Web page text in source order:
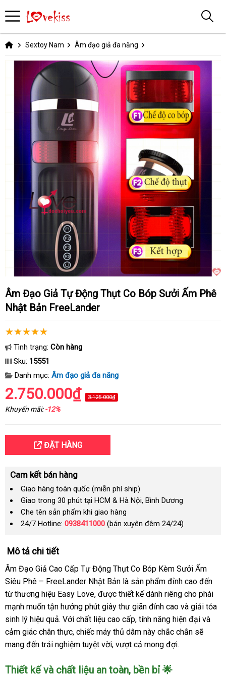
Sextoy Nam Âm đạo giả đa năng
Âm Đạo Giả Tự Động Thụt Co Bóp Sưởi Ấm Phê
Nhật Bản FreeLander
Tình trạng: Còn hàng
Sku: 15551
Danh mục: Âm đạo giả đa năng
2.750.000₫ 3.125.000₫
Khuyến mãi:-12%
ĐẶT HÀNG
Cam kết bán hàng
Giao hàng toàn quốc (miễn phí ship)
Giao trong 30 phút tại HCM & Hà Nội, Bình Dương
Che tên sản phẩm khi giao hàng
24/7 Hotline: 0938411000 (bán xuyên đêm 24/24)
Mô tả chi tiết
Âm Đạo Giả Cao Cấp Tự Động Thụt Co Bóp Kèm Sưởi Ấm
Siêu Phê – FreeLander Nhật Bản là sản phẩm đỉnh cao đến
từ thương hiệu Easy Love, được thiết kế dành riêng cho phái
mạnh muốn tận hưởng phút giây thư giãn đỉnh cao và giải tỏa
sinh lý hiệu quả. Với chất liệu cao cấp, tính năng hiện đại và
cảm giác chân thực, chiếc máy thủ dâm này chắc chắn sẽ
mang đến trải nghiệm tuyệt vời, vượt cả mong đợi.
Thiết kế và chất liệu an toàn, bền bỉ 🌟